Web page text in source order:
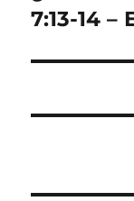
siguiente:
7:13-14